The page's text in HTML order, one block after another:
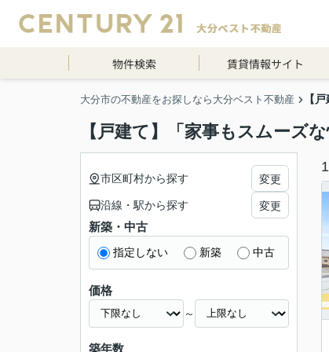
物件検索 賃貸情報サイト
大分市の不動産をお探しなら大分ベスト不動産 【
【戸建て】「家事もスムーズ
1
市区町村から探す 変更
沿線・駅から探す 変更
新築・中古
指定しない 新築 中古
価格
～
築年数